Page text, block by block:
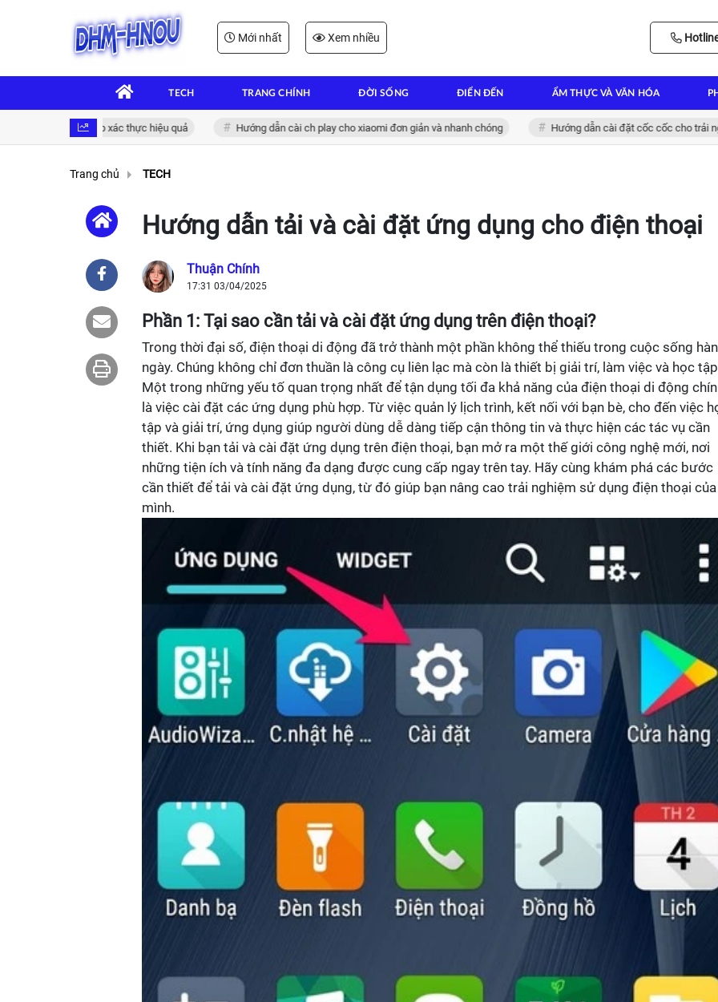
Mới nhất Xem nhiều
TECH TRANG CHÍNH ĐỜI SỐNG ĐIỂN ĐẾN ẨM THỰC VÀ VĂN HÓA
tử: Giải pháp xác thực hiệu quả Hướng dẫn cài ch play cho xiaomi đơn giản và nhanh chóng Hướng dẫn cài đặt cốc cốc cho trải
Trang chủ TECH
Hướng dẫn tải và cài đặt ứng dụng cho điện thoại
Thuận Chính
17:31 03/04/2025
Phần 1: Tại sao cần tải và cài đặt ứng dụng trên điện thoại?
Trong thời đại số, điện thoại di động đã trở thành một phần không thể thiếu trong cuộc sống
ngày. Chúng không chỉ đơn thuần là công cụ liên lạc mà còn là thiết bị giải trí, làm việc và học
Một trong những yếu tố quan trọng nhất để tận dụng tối đa khả năng của điện thoại di động
là việc cài đặt các ứng dụng phù hợp. Từ việc quản lý lịch trình, kết nối với bạn bè, cho đến việc
tập và giải trí, ứng dụng giúp người dùng dễ dàng tiếp cận thông tin và thực hiện các tác vụ cần
thiết. Khi bạn tải và cài đặt ứng dụng trên điện thoại, bạn mở ra một thế giới công nghệ mới, nơi
những tiện ích và tính năng đa dạng được cung cấp ngay trên tay. Hãy cùng khám phá các bước
cần thiết để tải và cài đặt ứng dụng, từ đó giúp bạn nâng cao trải nghiệm sử dụng điện thoại của
mình.